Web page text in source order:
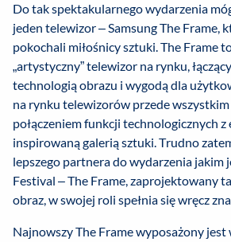
Do tak spektakularnego wydarzenia
jeden telewizor – Samsung The Frame,
pokochali miłośnicy sztuki. The Frame
„artystyczny” telewizor na rynku,
technologią obrazu i wygodą dla
na rynku telewizorów przede
połączeniem funkcji technologicznych z
inspirowaną galerią sztuki. Trudno
lepszego partnera do wydarzenia jakim
Festival – The Frame, zaprojektowany
obraz, w swojej roli spełnia się wręcz
Najnowszy The Frame wyposażony jest